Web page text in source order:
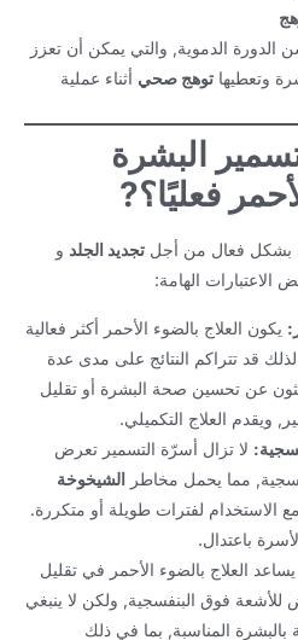
الدورة الدموية, والتي يمكن أن تعزز
وتعطيها توهج صحي أثناء عملية
البشرة
فعليًا؟?
بشكل فعال من أجل تجديد الجلدو
الهامة:
يكون العلاج بالضوء الأحمر أكثر فعالية
قد تتراكم النتائج على مدى عدة
عن تحسين صحة البشرة أو تقليل
ويقدم العلاج التكميلي.
لا تزال أسرّة التسمير تعرض
مما يحمل مخاطر الشيخوخة
الاستخدام لفترات طويلة أو متكررة.
باعتدال.
العلاج بالضوء الأحمر في تقليل
للأشعة فوق البنفسجية, ولكن لا ينبغي
بالبشرة المناسبة, بما في ذلك